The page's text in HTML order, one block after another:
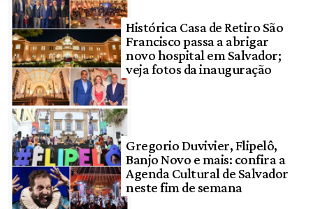
Histórica Casa de Retiro São
Francisco passa a abrigar
novo hospital em Salvador;
veja fotos da inauguração
Gregorio Duvivier, Flipelô,
Banjo Novo e mais: confira a
Agenda Cultural de Salvador
neste fim de semana